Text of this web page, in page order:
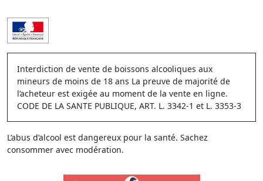
Interdiction de vente de boissons alcooliques aux
mineurs de moins de 18 ans La preuve de majorité de
l’acheteur est exigée au moment de la vente en ligne.
CODE DE LA SANTE PUBLIQUE, ART. L. 3342-1 et L. 3353-3
L’abus d’alcool est dangereux pour la santé. Sachez
consommer avec modération.